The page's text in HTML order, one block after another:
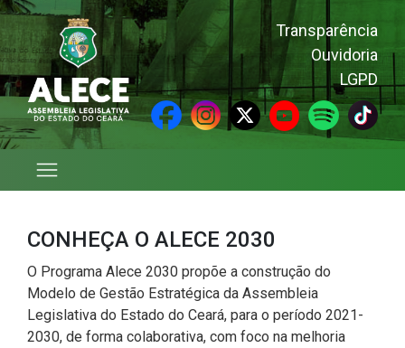
Transparência
Ouvidoria
LGPD
Monitoramento de projetos e
indicadores
CONHEÇA O ALECE 2030
O Programa Alece 2030 propõe a construção do
Modelo de Gestão Estratégica da Assembleia
Legislativa do Estado do Ceará, para o período 2021-
2030, de forma colaborativa, com foco na melhoria